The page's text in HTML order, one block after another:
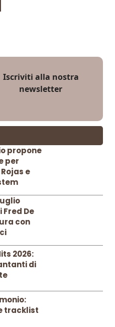
Iscriviti alla nostra
newsletter
propone
per
e
De
con
2026:
di
tracklist